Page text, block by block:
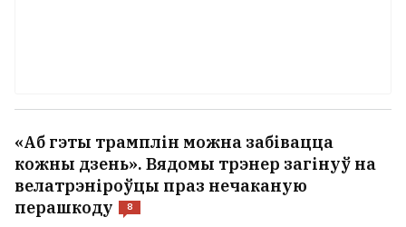
«Аб гэты трамплін можна забівацца
кожны дзень». Вядомы трэнер загінуў на
велатрэніроўцы праз нечаканую
перашкоду
8